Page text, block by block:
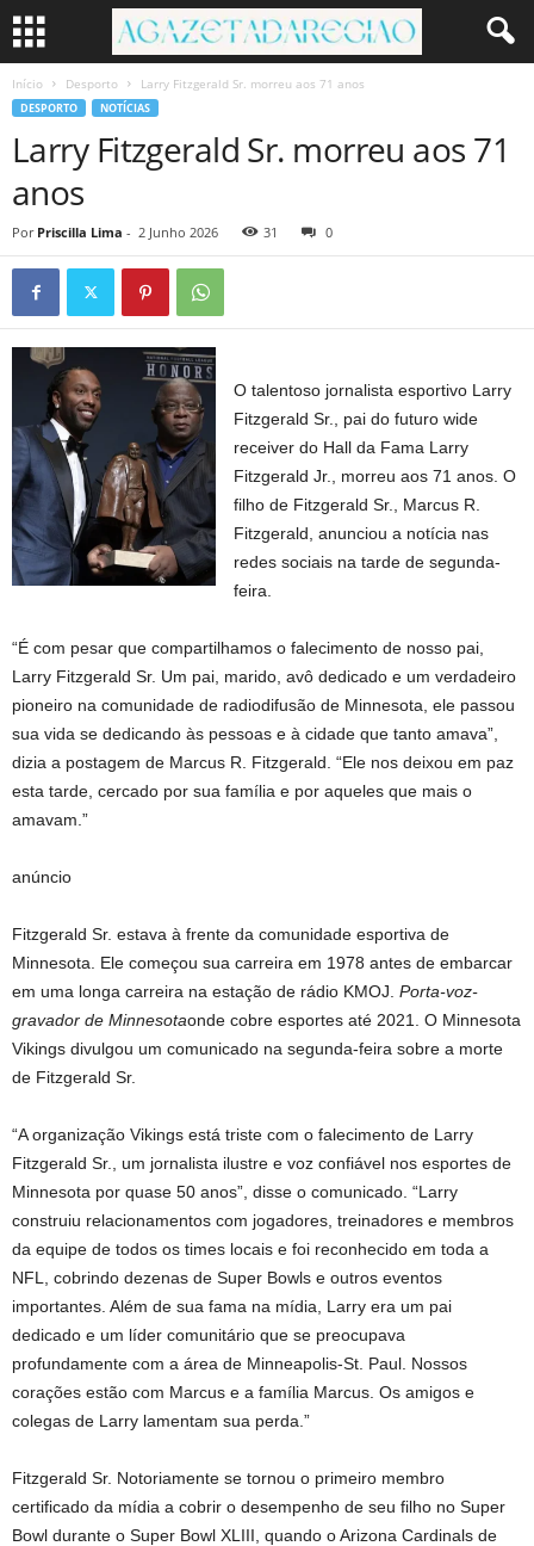
Início Desporto Larry Fitzgerald Sr. morreu aos 71 anos
DESPORTO NOTÍCIAS
Larry Fitzgerald Sr. morreu aos 71
anos
Por Priscilla Lima - 2 Junho 2026 31 0
O talentoso jornalista esportivo Larry
Fitzgerald Sr., pai do futuro wide
receiver do Hall da Fama Larry
Fitzgerald Jr., morreu aos 71 anos. O
filho de Fitzgerald Sr., Marcus R.
Fitzgerald, anunciou a notícia nas
redes sociais na tarde de segunda-
feira.
“É com pesar que compartilhamos o falecimento de nosso pai,
Larry Fitzgerald Sr. Um pai, marido, avô dedicado e um verdadeiro
pioneiro na comunidade de radiodifusão de Minnesota, ele passou
sua vida se dedicando às pessoas e à cidade que tanto amava”,
dizia a postagem de Marcus R. Fitzgerald. “Ele nos deixou em paz
esta tarde, cercado por sua família e por aqueles que mais o
amavam.”
anúncio
Fitzgerald Sr. estava à frente da comunidade esportiva de
Minnesota. Ele começou sua carreira em 1978 antes de embarcar
em uma longa carreira na estação de rádio KMOJ. Porta-voz-
gravador de Minnesotaonde cobre esportes até 2021. O Minnesota
Vikings divulgou um comunicado na segunda-feira sobre a morte
de Fitzgerald Sr.
“A organização Vikings está triste com o falecimento de Larry
Fitzgerald Sr., um jornalista ilustre e voz confiável nos esportes de
Minnesota por quase 50 anos”, disse o comunicado. “Larry
construiu relacionamentos com jogadores, treinadores e membros
da equipe de todos os times locais e foi reconhecido em toda a
NFL, cobrindo dezenas de Super Bowls e outros eventos
importantes. Além de sua fama na mídia, Larry era um pai
dedicado e um líder comunitário que se preocupava
profundamente com a área de Minneapolis-St. Paul. Nossos
corações estão com Marcus e a família Marcus. Os amigos e
colegas de Larry lamentam sua perda.”
Fitzgerald Sr. Notoriamente se tornou o primeiro membro
certificado da mídia a cobrir o desempenho de seu filho no Super
Bowl durante o Super Bowl XLIII, quando o Arizona Cardinals de